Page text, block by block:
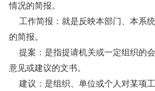
情况的简报。
工作简报：就是反映本部门、本系
的简报。
提案：是指提请机关或一定组织的
意见或建议的文书。
建议：是组织、单位或个人对某项